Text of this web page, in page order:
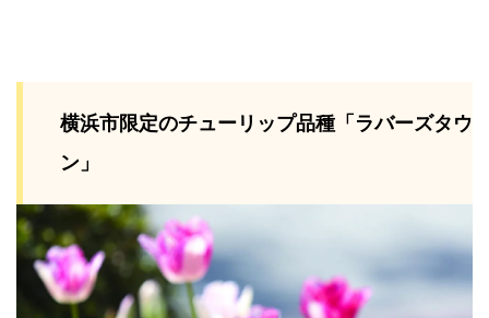
横浜市限定のチューリップ品種「ラバーズタウ
ン」